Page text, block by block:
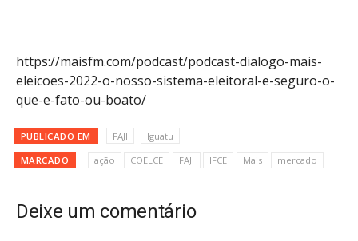
https://maisfm.com/podcast/podcast-dialogo-mais-
eleicoes-2022-o-nosso-sistema-eleitoral-e-seguro-o-
que-e-fato-ou-boato/
PUBLICADO EM FAJI Iguatu
MARCADO ação COELCE FAJI IFCE Mais mercado
Deixe um comentário